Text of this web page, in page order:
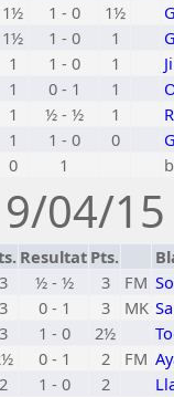
1½ 1 - 0 1½
1½ 1 - 0 1
1 1 - 0 1
1 0 - 1 1
1 ½ - ½ 1
1 1 - 0 0
0 1
04/
Resultat Pts.
3 ½ - ½ 3 FM
3 0 - 1 3 MK
3 1 - 0 2½
0 - 1 2 FM
2 1 - 0 2